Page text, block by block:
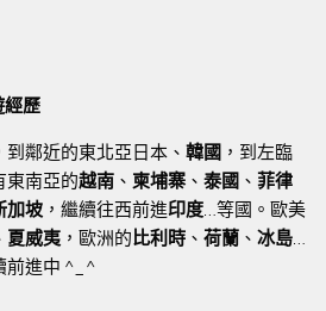
經歷
鄰近的東北亞日本、 韓國 ，到左臨
東南亞的越南 、 柬埔寨 、 泰國 、 菲律
加坡 ，繼續往西前進印度…等國。歐美
夏威夷 ，歐洲的比利時 、 荷蘭 、 冰島…
前進中 ^_^